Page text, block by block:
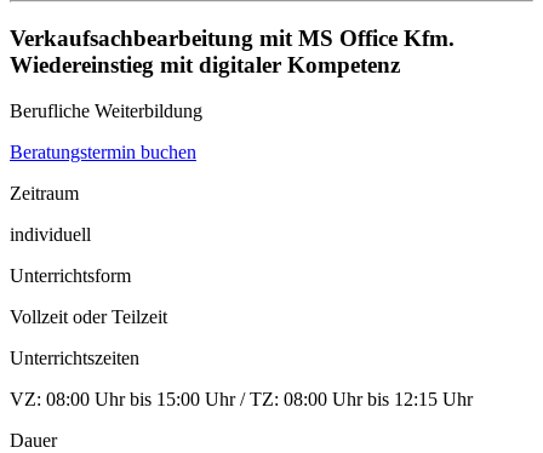
Verkaufsachbearbeitung mit MS Office Kfm.
Wiedereinstieg mit digitaler Kompetenz
Berufliche Weiterbildung
Beratungstermin buchen
Zeitraum
individuell
Unterrichtsform
Vollzeit oder Teilzeit
Unterrichtszeiten
VZ: 08:00 Uhr bis 15:00 Uhr / TZ: 08:00 Uhr bis 12:15 Uhr
Dauer